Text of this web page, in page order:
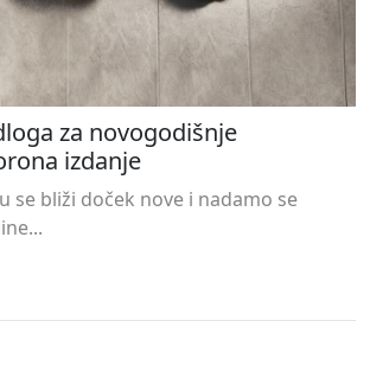
za novogodišnje
izdanje
se bliži doček nove i nadamo se